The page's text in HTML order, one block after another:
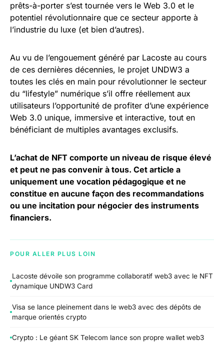
prêts-à-porter s’est tournée vers le Web 3.0 et le
potentiel révolutionnaire que ce secteur apporte à
l’industrie du luxe (et bien d’autres).
Au vu de l’engouement généré par Lacoste au cours
de ces dernières décennies, le projet UNDW3 a
toutes les clés en main pour révolutionner le secteur
du “lifestyle” numérique s’il offre réellement aux
utilisateurs l’opportunité de profiter d’une expérience
Web 3.0 unique, immersive et interactive, tout en
bénéficiant de multiples avantages exclusifs.
L’achat de NFT comporte un niveau de risque élevé
et peut ne pas convenir à tous. Cet article a
uniquement une vocation pédagogique et ne
constitue en aucune façon des recommandations
ou une incitation pour négocier des instruments
financiers.
POUR ALLER PLUS LOIN
Lacoste dévoile son programme collaboratif web3 avec le NFT
dynamique UNDW3 Card
Visa se lance pleinement dans le web3 avec des dépôts de
marque orientés crypto
Crypto : Le géant SK Telecom lance son propre wallet web3